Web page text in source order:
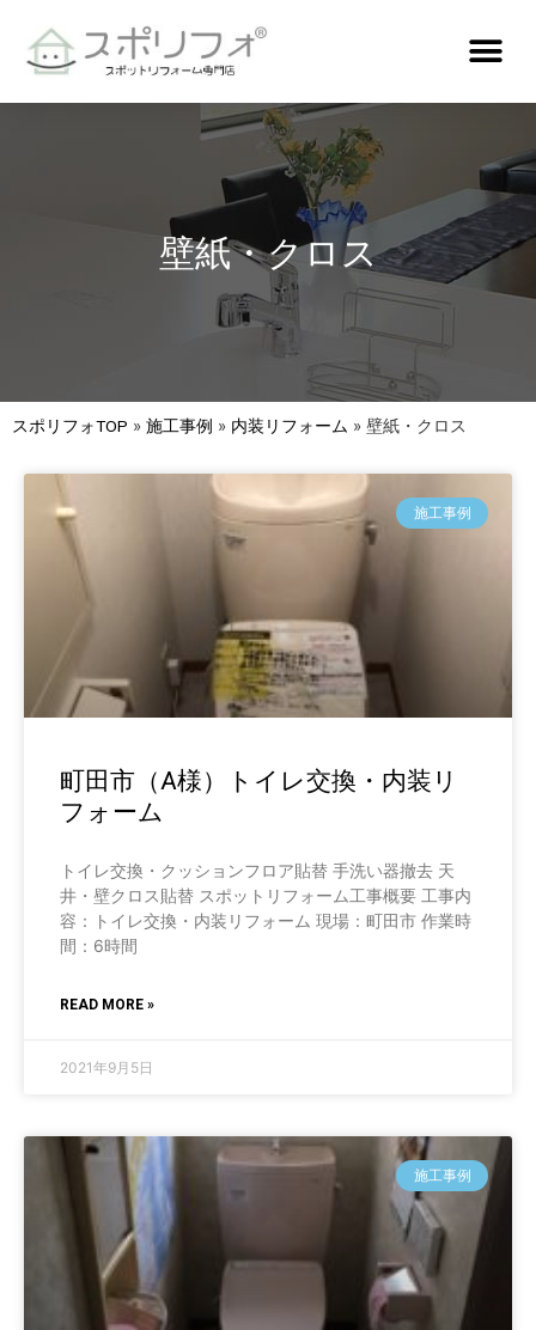
壁紙・クロス
スポリフォTOP » 施工事例 » 内装リフォーム » 壁紙・クロス
施工事例
町田市（A様）トイレ交換・内装リ
フォーム
トイレ交換・クッションフロア貼替 手洗い器撤去 天
井・壁クロス貼替 スポットリフォーム工事概要 工事内
容：トイレ交換・内装リフォーム 現場：町田市 作業時
間：6時間
READ MORE »
2021年9月5日
施工事例